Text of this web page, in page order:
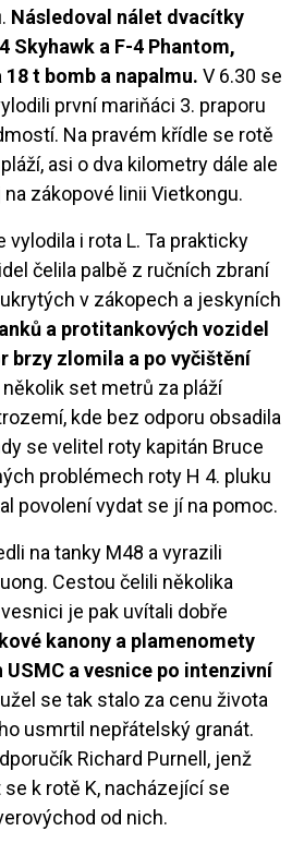
Následoval nálet dvacítky
Skyhawk a F-4 Phantom,
t bomb a napalmu. V 6.30 se
první mariňáci 3. praporu
Na pravém křídle se rotě
asi o dva kilometry dále ale
zákopové linii Vietkongu.
vylodila i rota L. Ta prakticky
čelila palbě z ručních zbraní
v zákopech a jeskyních
a protitankových vozidel
brzy zlomila a po vyčištění
několik set metrů za pláží
kde bez odporu obsadila
se velitel roty kapitán Bruce
problémech roty H 4. pluku
povolení vydat se jí na pomoc.
na tanky M48 a vyrazili
Cestou čelili několika
je pak uvítali dobře
kanony a plamenomety
a vesnice po intenzivní
se tak stalo za cenu života
usmrtil nepřátelský granát.
Richard Purnell, jenž
k rotě K, nacházející se
od nich.